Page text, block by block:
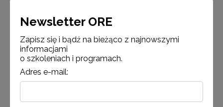
Newsletter ORE
Zapisz się i bądź na bieżąco z najnowszymi
informacjami
o szkoleniach i programach.
Adres e-mail: